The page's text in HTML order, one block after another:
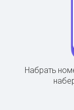
Набрать